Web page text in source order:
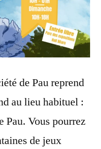
de Pau reprend
au lieu habituel :
Pau. Vous pourrez
de jeux